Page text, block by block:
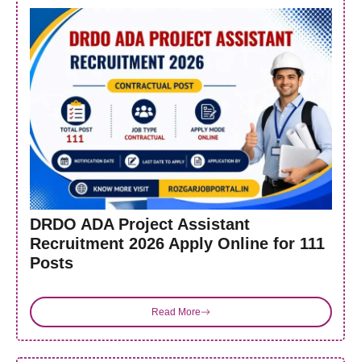
DRDO ADA Project Assistant
Recruitment 2026 Apply Online for 111
Posts
Read More